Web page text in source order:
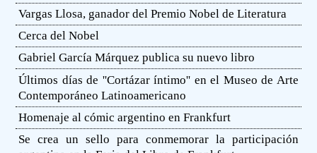
Vargas Llosa, ganador del Premio Nobel de Literatura
Cerca del Nobel
Gabriel García Márquez publica su nuevo libro
Últimos días de ''Cortázar íntimo'' en el Museo de Arte
Contemporáneo Latinoamericano
Homenaje al cómic argentino en Frankfurt
Se crea un sello para conmemorar la participación